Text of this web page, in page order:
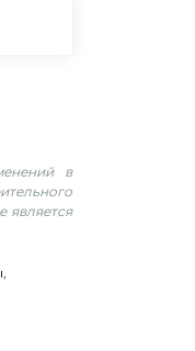
в
является